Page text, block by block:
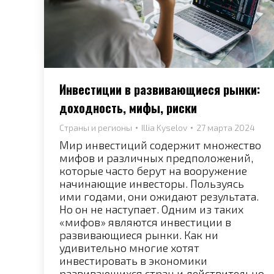
Инвестиции в развивающиеся рынки:
доходность, мифы, риски
Страны и регионы Illia Kyselov 27 марта 2024
Мир инвестиций содержит множество
мифов и различных предположений,
которые часто берут на вооружение
начинающие инвесторы. Пользуясь
ими годами, они ожидают результата.
Но он не наступает. Одним из таких
«мифов» являются инвестиции в
развивающиеся рынки. Как ни
удивительно многие хотят
инвестировать в экономики